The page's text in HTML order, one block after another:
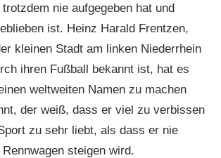
nie aufgegeben hat und
ist. Heinz Harald Frentzen,
kleinen Stadt am linken Niederrhein
ihren Fußball bekannt ist, hat es
weltweiten Namen zu machen
der weiß, dass er viel zu verbissen
zu sehr liebt, als dass er nie
steigen wird.